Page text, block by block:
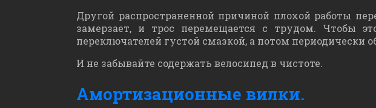
Другой распространенной причиной плохой работы
замерзает, и трос перемещается с трудом. Чтобы
переключателей густой смазкой, а потом периодически
И не забывайте содержать велосипед в чистоте.
Амортизационные вилки.